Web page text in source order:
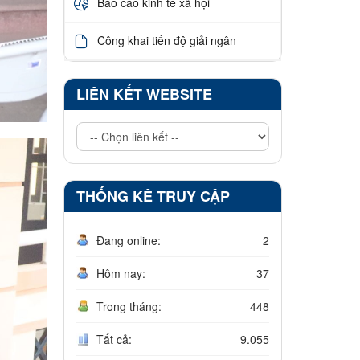
Công khai tiến độ giải ngân
LIÊN KẾT WEBSITE
THỐNG KÊ TRUY CẬP
Đang online: 2
Hôm nay: 37
Trong tháng: 448
Tất cả: 9.055